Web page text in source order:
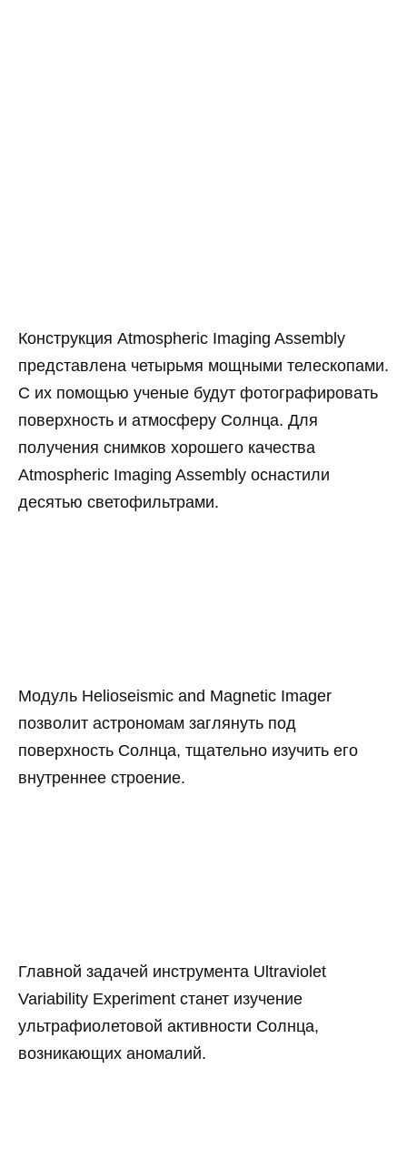
Конструкция Atmospheric Imaging Assembly
представлена четырьмя мощными телескопами.
С их помощью ученые будут фотографировать
поверхность и атмосферу Солнца. Для
получения снимков хорошего качества
Atmospheric Imaging Assembly оснастили
десятью светофильтрами.
Модуль Helioseismic and Magnetic Imager
позволит астрономам заглянуть под
поверхность Солнца, тщательно изучить его
внутреннее строение.
Главной задачей инструмента Ultraviolet
Variability Experiment станет изучение
ультрафиолетовой активности Солнца,
возникающих аномалий.